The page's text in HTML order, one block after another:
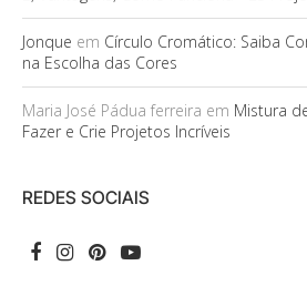
Jonque em Círculo Cromático: Saiba
na Escolha das Cores
Maria José Pádua ferreira em Mistura
Fazer e Crie Projetos Incríveis
REDES SOCIAIS